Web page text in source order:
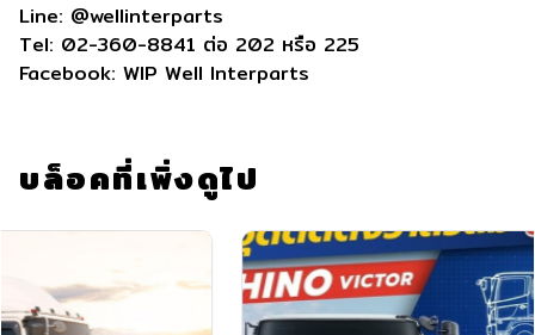
Line: @wellinterparts
Tel: 02-360-8841 ต่อ 202 หรือ 225
Facebook: WIP Well Interparts
บล็อคที่เพิ่งดูไป